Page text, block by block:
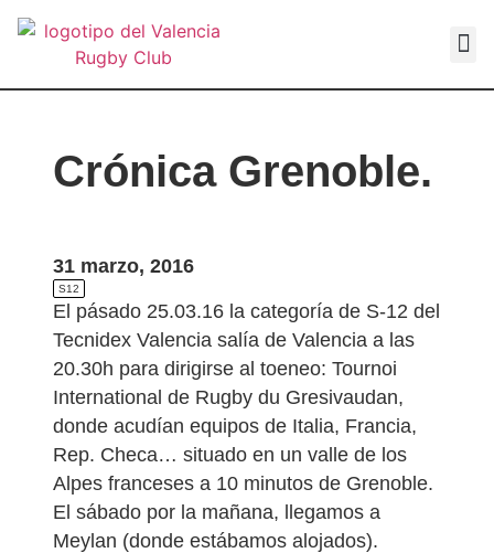
Crónica Grenoble.
31 marzo, 2016
S12
El pásado 25.03.16 la categoría de S-12 del
Tecnidex Valencia salía de Valencia a las
20.30h para dirigirse al toeneo: Tournoi
International de Rugby du Gresivaudan,
donde acudían equipos de Italia, Francia,
Rep. Checa… situado en un valle de los
Alpes franceses a 10 minutos de Grenoble.
El sábado por la mañana, llegamos a
Meylan (donde estábamos alojados).